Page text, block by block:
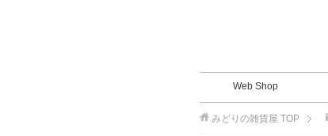
Web Shop
みどりの雑貨屋 TOP